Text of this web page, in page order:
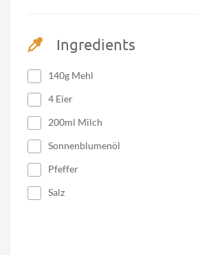
Ingredients
140g Mehl
4 Eier
200ml Milch
Sonnenblumenöl
Pfeffer
Salz